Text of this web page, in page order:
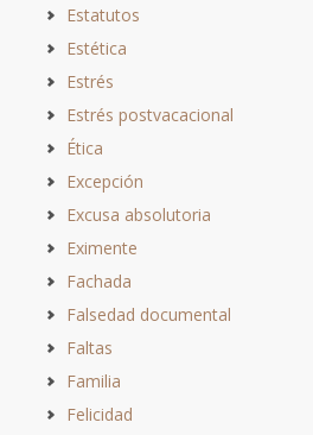
Estatutos
Estética
Estrés
Estrés postvacacional
Ética
Excepción
Excusa absolutoria
Eximente
Fachada
Falsedad documental
Faltas
Familia
Felicidad